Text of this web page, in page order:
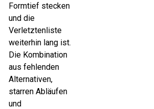
Formtief stecken
und die
Verletztenliste
weiterhin lang ist.
Die Kombination
aus fehlenden
Alternativen,
starren Abläufen
und